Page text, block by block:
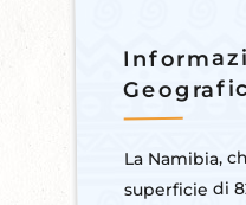
La Namibia,
superficie di